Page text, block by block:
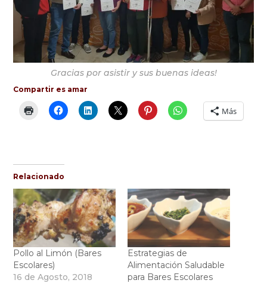
Gracias por asistir y sus buenas ideas!
Compartir es amar
Más
Relacionado
Pollo al Limón (Bares
Escolares)
16 de Agosto, 2018
Estrategias de
Alimentación Saludable
para Bares Escolares